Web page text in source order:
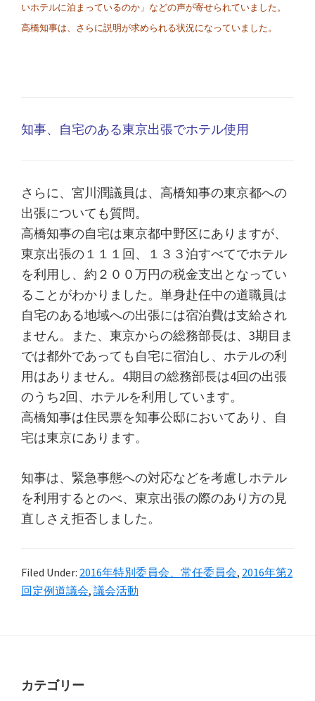
いホテルに泊まっているのか」などの声が寄せられていました。
高橋知事は、さらに説明が求められる状況になっていました。
知事、自宅のある東京出張でホテル使用
さらに、宮川潤議員は、高橋知事の東京都への
出張についても質問。
高橋知事の自宅は東京都中野区にありますが、
東京出張の１１１回、１３３泊すべてでホテル
を利用し、約２００万円の税金支出となってい
ることがわかりました。単身赴任中の道職員は
自宅のある地域への出張には宿泊費は支給され
ません。また、東京からの総務部長は、3期目ま
では都外であっても自宅に宿泊し、ホテルの利
用はありません。4期目の総務部長は4回の出張
のうち2回、ホテルを利用しています。
高橋知事は住民票を知事公邸においてあり、自
宅は東京にあります。
知事は、緊急事態への対応などを考慮しホテル
を利用するとのべ、東京出張の際のあり方の見
直しさえ拒否しました。
Filed Under: 2016年特別委員会、常任委員会, 2016年第2
回定例道議会, 議会活動
Footer
カテゴリー